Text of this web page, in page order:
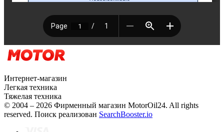
Интернет-магазин
Легкая техника
Тяжелая техника
© 2004 – 2026 Фирменный магазин MotorOil24. All rights
reserved. Поиск реализован SearchBooster.io